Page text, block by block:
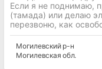
Если я не поднимаю,
(тамада) или делаю
перезвоню, как
Могилевскийр-н
Могилевская обл.